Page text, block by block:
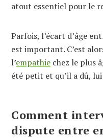
atout essentiel pour le
Parfois, l’écart d’âge
est important. C’est
l’empathie chez le plus
été petit et qu’il a dû,
Comment
dispute entre